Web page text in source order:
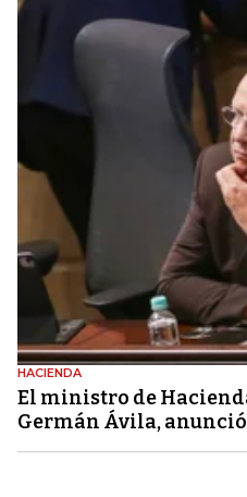
HACIENDA
El ministro de
Germán Ávila,